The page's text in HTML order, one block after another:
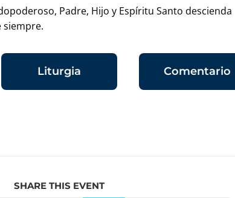
Padre, Hijo y Espíritu Santo descienda
siempre.
Liturgia Comentario
SHARE THIS EVENT